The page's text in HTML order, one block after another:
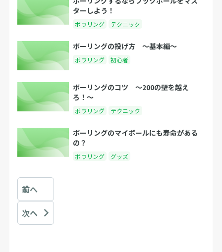
ターしよう！
ボウリング テクニック
ボーリングの投げ方 〜基本編〜
ボウリング 初心者
ボーリングのコツ 〜200の壁を越え
ろ！〜
ボウリング テクニック
ボーリングのマイボールにも寿命がある
の？
ボウリング グッズ
前へ
次へ